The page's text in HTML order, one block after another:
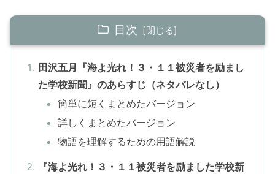
目次
田沢五月『海よ光れ！３・１１被災者を励まし
た学校新聞』のあらすじ（ネタバレなし）
簡単に短くまとめたバージョン
詳しくまとめたバージョン
物語を理解するための用語解説
『海よ光れ！３・１１被災者を励ました学校新